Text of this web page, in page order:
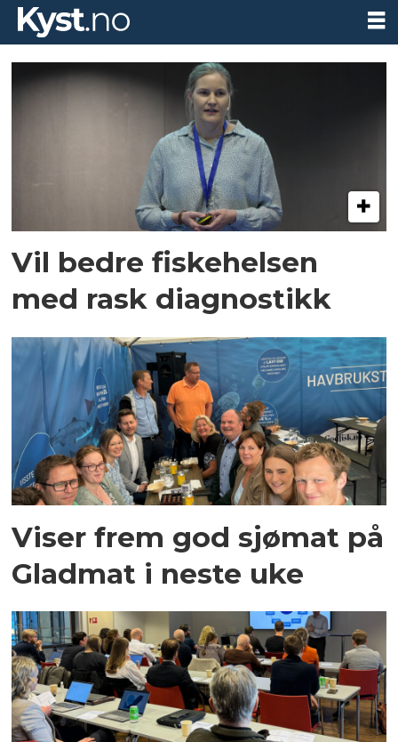
Tag:
stiim
Vil bedre fiskehelsen
med rask diagnostikk
Viser frem god sjømat på
Gladmat i neste uke